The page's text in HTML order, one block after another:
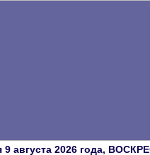
9 августа 2026 года,